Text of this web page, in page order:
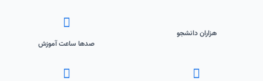
هزاران دانشجو
صدها ساعت آموزش